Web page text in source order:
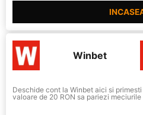
Winbet
Deschide cont la Winbet aici si
valoare de 20 RON sa pariezi